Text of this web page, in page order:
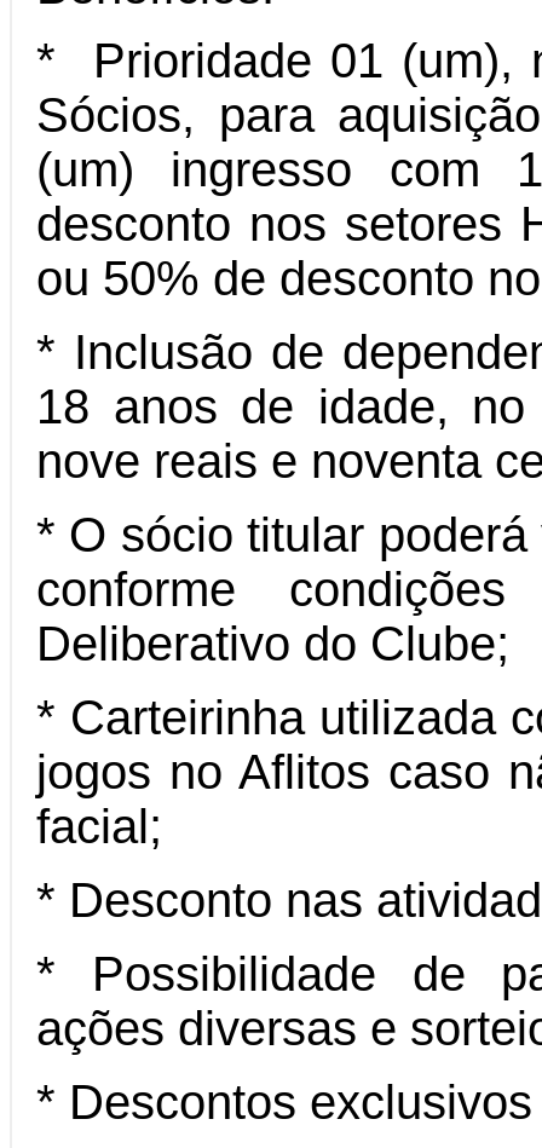
*
Prioridade 01 (um),
Sócios, para
(um) ingresso com
desconto nos setores
ou 50% de desconto
* Inclusão de
18 anos de idade,
nove reais e noventa
* O sócio titular
conforme
Deliberativo do Clube;
* Carteirinha utilizada
jogos no Aflitos caso
facial;
* Desconto nas
* Possibilidade de
ações diversas e
* Descontos